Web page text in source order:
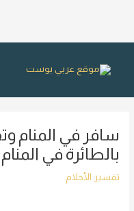
سافر في المنام
بالطائرة في المنام
تفسير الأحلام